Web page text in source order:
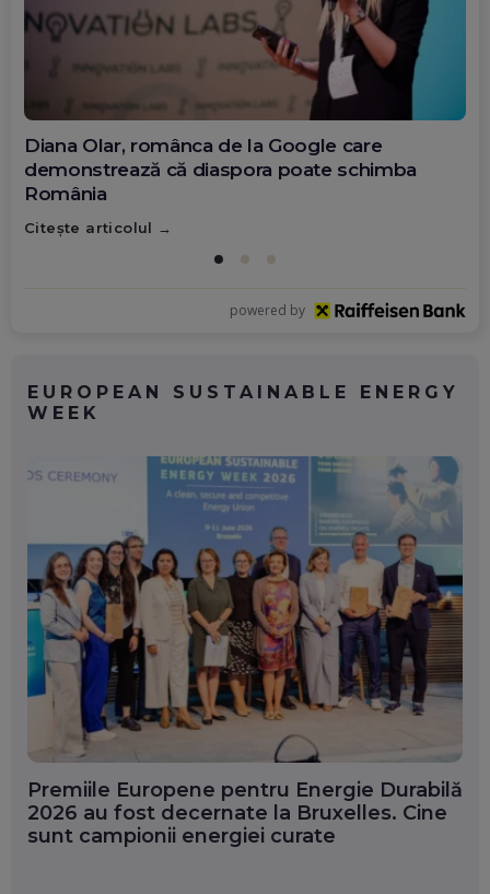
Diana Olar, românca de la Google care
demonstrează că diaspora poate schimba
România
Citește articolul
powered by
EUROPEAN SUSTAINABLE ENERGY
WEEK
Premiile Europene pentru Energie Durabilă
2026 au fost decernate la Bruxelles. Cine
sunt campionii energiei curate